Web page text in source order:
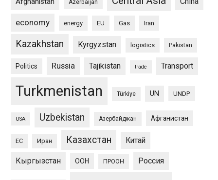
Azerbaijan
economy energy EU Gas Iran
Kazakhstan Kyrgyzstan logistics Pakistan
Politics Russia Tajikistan trade Transport
Turkmenistan Türkiye UN UNDP
USA Uzbekistan Азербайджан Афганистан
ЕС Иран Казахстан Китай
Кыргызстан ООН ПРООН Россия